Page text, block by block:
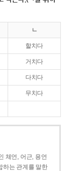
ㄴ
할치다
거치다
다치다
무치다
체언, 어근, 용언
하는 관계를 말한